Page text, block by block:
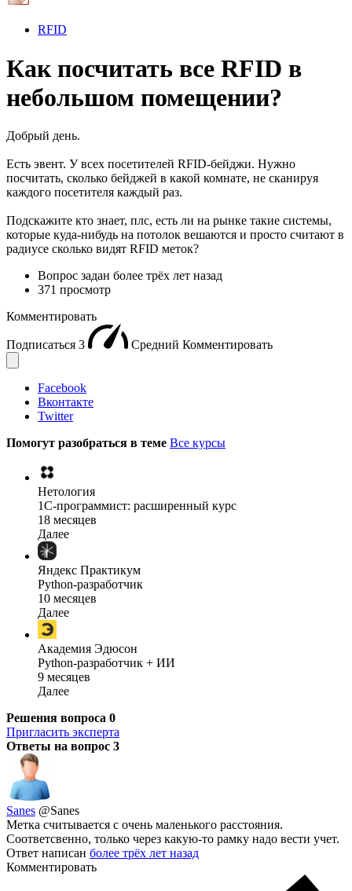
RFID
Как посчитать все RFID в
небольшом помещении?
Добрый день.
Есть эвент. У всех посетителей RFID-бейджи. Нужно
посчитать, сколько бейджей в какой комнате, не сканируя
каждого посетителя каждый раз.
Подскажите кто знает, плс, есть ли на рынке такие системы,
которые куда-нибудь на потолок вешаются и просто считают в
радиусе сколько видят RFID меток?
Вопрос задан более трёх лет назад
371 просмотр
Комментировать
Подписаться 3 Средний Комментировать
Facebook
Вконтакте
Twitter
Помогут разобраться в теме Все курсы
Нетология
1C-программист: расширенный курс
18 месяцев
Далее
Яндекс Практикум
Python-разработчик
10 месяцев
Далее
Академия Эдюсон
Python-разработчик + ИИ
9 месяцев
Далее
Решения вопроса 0
Пригласить эксперта
Ответы на вопрос 3
Sanes @Sanes
Метка считывается с очень маленького расстояния.
Соответсвенно, только через какую-то рамку надо вести учет.
Ответ написан более трёх лет назад
Комментировать